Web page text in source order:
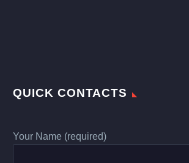
QUICK CONTACTS
Your Name (required)